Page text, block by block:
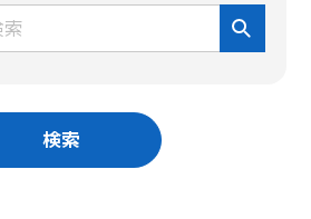
検索